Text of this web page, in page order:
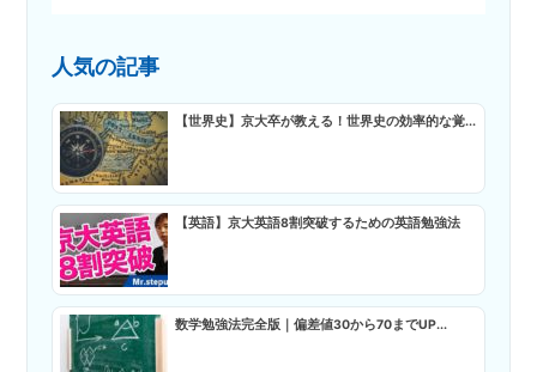
人気の記事
【世界史】京大卒が教える！世界史の効率的な覚...
【英語】京大英語8割突破するための英語勉強法
数学勉強法完全版｜偏差値30から70までUP...